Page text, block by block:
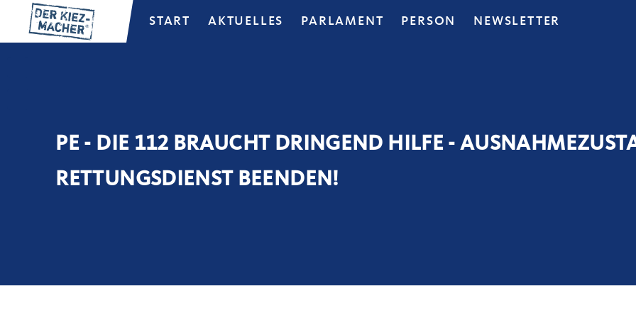
START AKTUELLES PARLAMENT PERSON NEWSLETTER
PE - DIE 112 BRAUCHT DRINGEND HILFE -
RETTUNGSDIENST BEENDEN!